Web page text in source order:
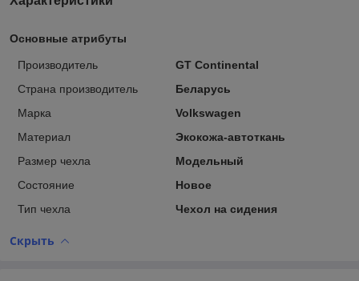
Основные атрибуты
Производитель
GT Continental
Страна производитель
Беларусь
Марка
Volkswagen
Материал
Экокожа-автоткань
Размер чехла
Модельный
Состояние
Новое
Тип чехла
Чехол на сидения
Скрыть